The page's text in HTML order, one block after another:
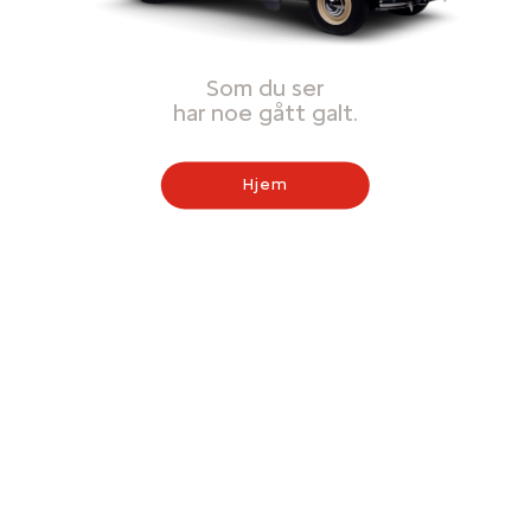
Som du ser
har noe gått galt.
Hjem